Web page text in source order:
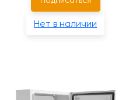
Нет в наличии